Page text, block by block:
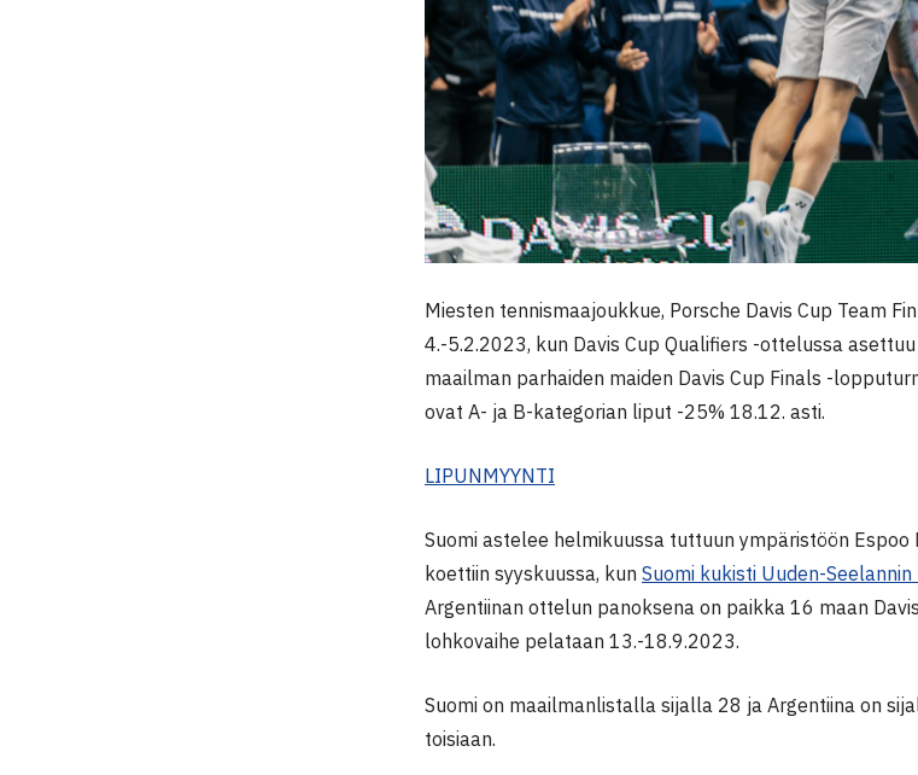
Miesten tennismaajoukkue, Porsche Davis Cup Team
4.-5.2.2023, kun Davis Cup Qualifiers -ottelussa
maailman parhaiden maiden Davis Cup Finals -
ovat A- ja B-kategorian liput -25% 18.12. asti.
LIPUNMYYNTI
Suomi astelee helmikuussa tuttuun ympäristöön
koettiin syyskuussa, kun Suomi kukisti Uuden-
Argentiinan ottelun panoksena on paikka 16 maan
lohkovaihe pelataan 13.-18.9.2023.
Suomi on maailmanlistalla sijalla 28 ja Argentiina on
toisiaan.